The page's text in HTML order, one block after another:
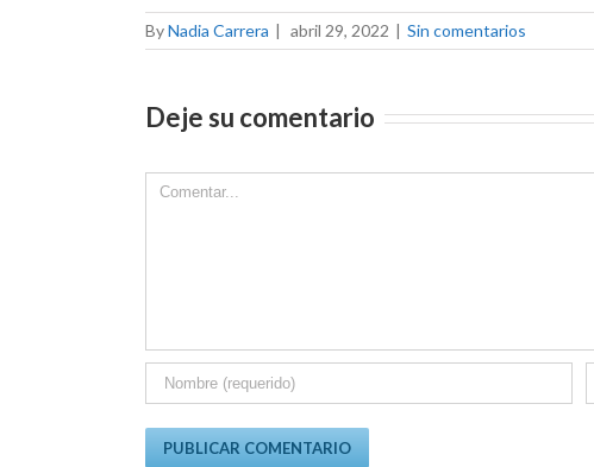
ByNadia Carrera | abril 29, 2022 | Sin comentarios
Deje su comentario
Comment